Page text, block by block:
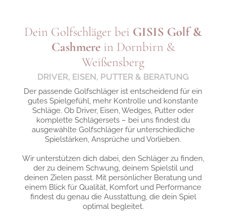
Dein Golfschläger bei GISIS Golf &
Cashmerein Dornbirn &
Weißensberg
DRIVER, EISEN, PUTTER & BERATUNG
Der passende Golfschläger ist entscheidend für ein
gutes Spielgefühl, mehr Kontrolle und konstante
Schläge. Ob Driver, Eisen, Wedges, Putter oder
komplette Schlägersets – bei uns findest du
ausgewählte Golfschläger für unterschiedliche
Spielstärken, Ansprüche und Vorlieben.
Wir unterstützen dich dabei, den Schläger zu finden,
der zu deinem Schwung, deinem Spielstil und
deinen Zielen passt. Mit persönlicher Beratung und
einem Blick für Qualität, Komfort und Performance
findest du genau die Ausstattung, die dein Spiel
optimal begleitet.